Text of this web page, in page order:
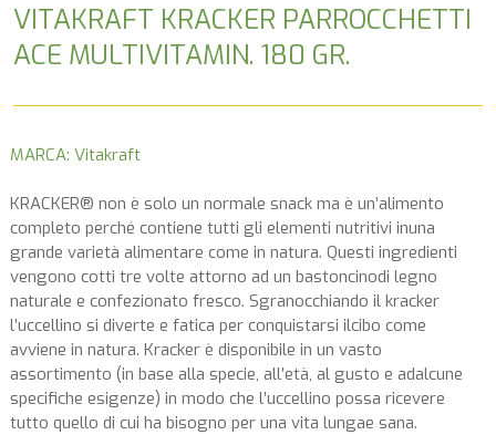
VITAKRAFT KRACKER PARROCCHETTI
ACE MULTIVITAMIN. 180 GR.
MARCA: Vitakraft
KRACKER® non è solo un normale snack ma è un’alimento
completo perché contiene tutti gli elementi nutritivi inuna
grande varietà alimentare come in natura. Questi ingredienti
vengono cotti tre volte attorno ad un bastoncinodi legno
naturale e confezionato fresco. Sgranocchiando il kracker
l’uccellino si diverte e fatica per conquistarsi ilcibo come
avviene in natura. Kracker è disponibile in un vasto
assortimento (in base alla specie, all’età, al gusto e adalcune
specifiche esigenze) in modo che l’uccellino possa ricevere
tutto quello di cui ha bisogno per una vita lungae sana.